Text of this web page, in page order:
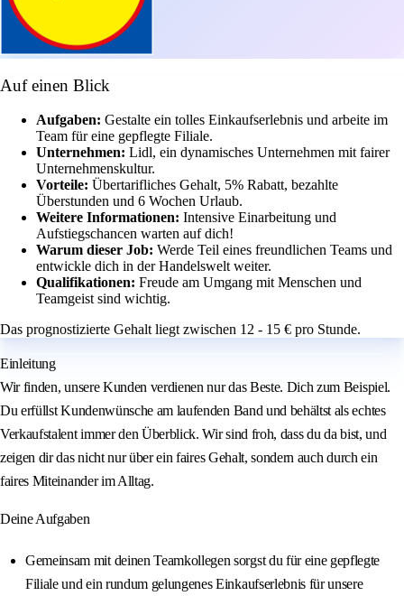
Auf einen Blick
Aufgaben: Gestalte ein tolles Einkaufserlebnis und arbeite im
Team für eine gepflegte Filiale.
Unternehmen: Lidl, ein dynamisches Unternehmen mit fairer
Unternehmenskultur.
Vorteile: Übertarifliches Gehalt, 5% Rabatt, bezahlte
Überstunden und 6 Wochen Urlaub.
Weitere Informationen: Intensive Einarbeitung und
Aufstiegschancen warten auf dich!
Warum dieser Job: Werde Teil eines freundlichen Teams und
entwickle dich in der Handelswelt weiter.
Qualifikationen: Freude am Umgang mit Menschen und
Teamgeist sind wichtig.
Das prognostizierte Gehalt liegt zwischen 12 - 15 € pro Stunde.
Einleitung
Wir finden, unsere Kunden verdienen nur das Beste. Dich zum Beispiel.
Du erfüllst Kundenwünsche am laufenden Band und behältst als echtes
Verkaufstalent immer den Überblick. Wir sind froh, dass du da bist, und
zeigen dir das nicht nur über ein faires Gehalt, sondern auch durch ein
faires Miteinander im Alltag.
Deine Aufgaben
Gemeinsam mit deinen Teamkollegen sorgst du für eine gepflegte
Filiale und ein rundum gelungenes Einkaufserlebnis für unsere